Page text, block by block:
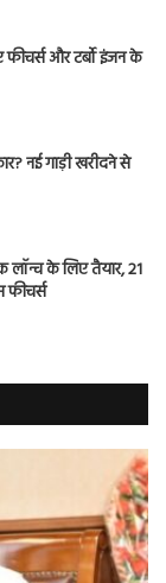
फीचर्स और टर्बो इंजन के
नई गाड़ी खरीदने से
लॉन्च के लिए तैयार, 21
फीचर्स